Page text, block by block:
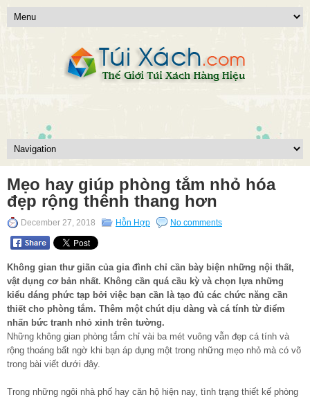
Mẹo hay giúp phòng tắm nhỏ hóa
đẹp rộng thênh thang hơn
December 27, 2018 Hỗn Hợp No comments
Không gian thư giãn của gia đình chỉ cần bày biện những nội thất,
vật dụng cơ bản nhất. Không cần quá cầu kỳ và chọn lựa những
kiểu dáng phức tạp bởi việc bạn cần là tạo đủ các chức năng cần
thiết cho phòng tắm. Thêm một chút dịu dàng và cá tính từ điểm
nhấn bức tranh nhỏ xinh trên tường.
Những không gian phòng tắm chỉ vài ba mét vuông vẫn đẹp cá tính và
rộng thoáng bất ngờ khi bạn áp dụng một trong những mẹo nhỏ mà có võ
trong bài viết dưới đây.
Trong những ngôi nhà phố hay căn hộ hiện nay, tình trạng thiết kế phòng